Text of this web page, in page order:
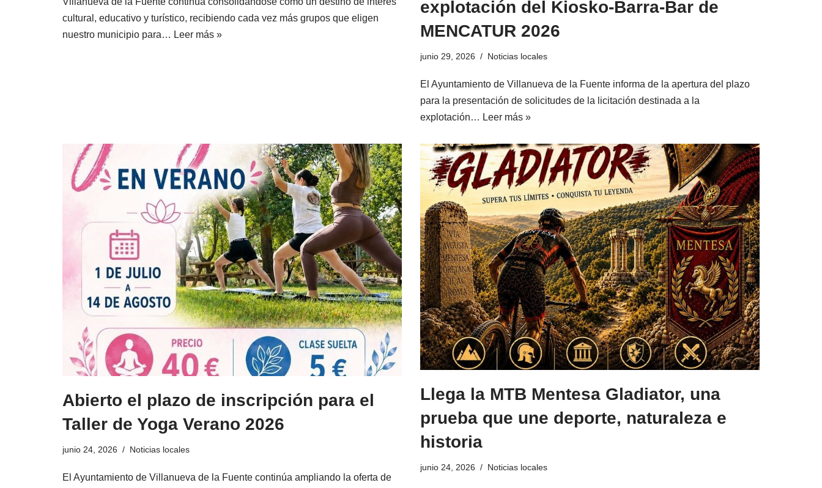
cultural, educativo y turístico, recibiendo cada vez más grupos que eligen
nuestro municipio para… Leer más »
explotación del Kiosko-Barra-Bar de
MENCATUR 2026
junio 29, 2026 Noticias locales
El Ayuntamiento de Villanueva de la Fuente informa de la apertura del plazo
para la presentación de solicitudes de la licitación destinada a la
explotación… Leer más »
Abierto el plazo de inscripción para el
Taller de Yoga Verano 2026
junio 24, 2026 Noticias locales
El Ayuntamiento de Villanueva de la Fuente continúa ampliando la oferta de
Llega la MTB Mentesa Gladiator, una
prueba que une deporte, naturaleza e
historia
junio 24, 2026 Noticias locales